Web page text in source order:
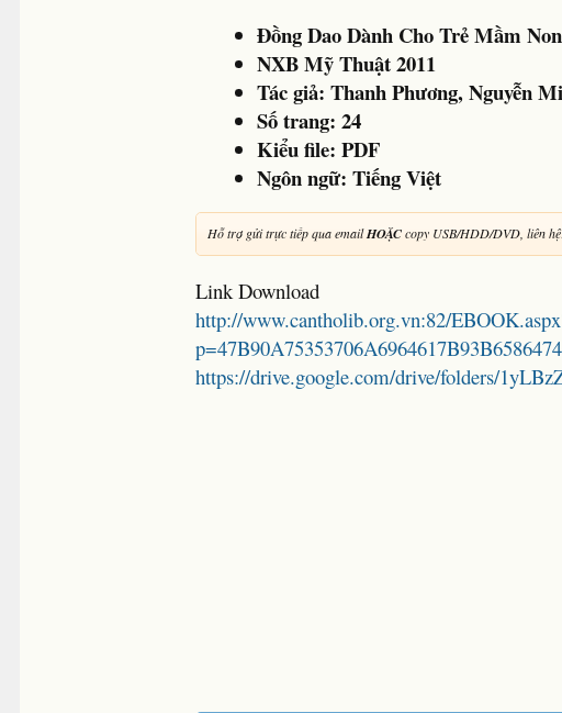
Đồng Dao Dành Cho Trẻ Mầm
NXB Mỹ Thuật 2011
Tác giả:Thanh Phương, Nguyễn
Số trang:24
Kiểu file: PDF
Ngôn ngữ: Tiếng Việt
Hỗ trợ gửi trực tiếp qua emailHOẶCcopy USB/HDD/DVD, liên
Link Download
http://www.cantholib.org.vn:82/
https://drive.google.com/drive/folders/